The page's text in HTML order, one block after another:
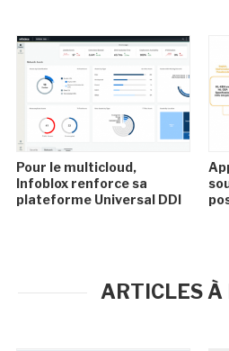
Pour le multicloud,
Infoblox renforce sa
plateforme Universal DDI
ARTICLES À